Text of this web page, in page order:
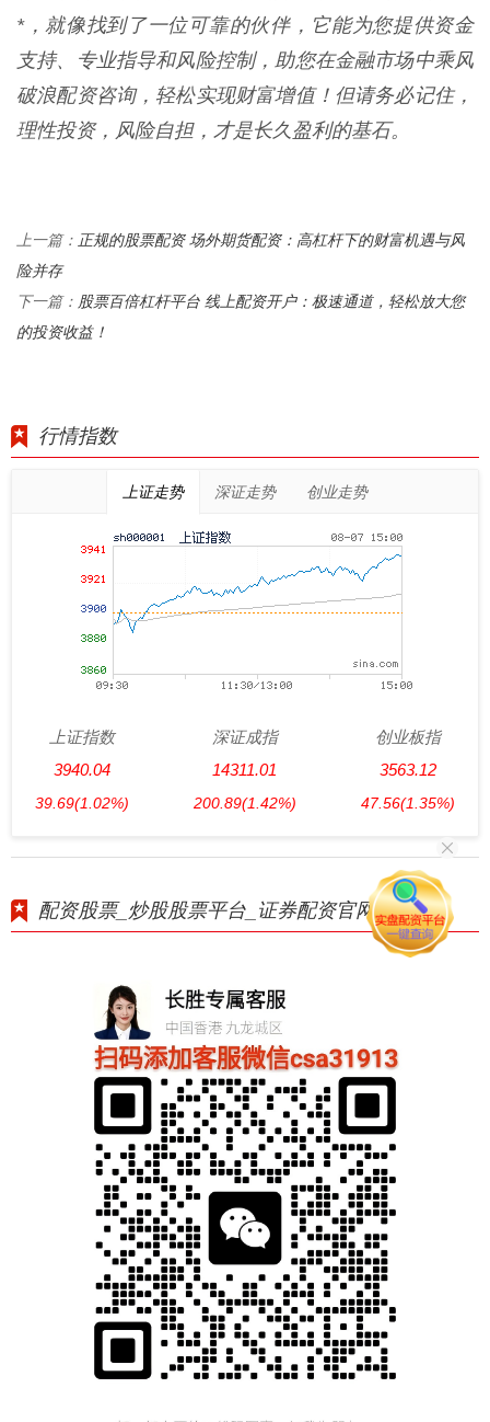
*，就像找到了一位可靠的伙伴，它能为您提供资金
支持、专业指导和风险控制，助您在金融市场中乘风
破浪配资咨询，轻松实现财富增值！但请务必记住，
理性投资，风险自担，才是长久盈利的基石。
上一篇： 正规的股票配资 场外期货配资：高杠杆下的财富机遇与风
险并存
下一篇： 股票百倍杠杆平台 线上配资开户：极速通道，轻松放大您
的投资收益！
行情指数
上证走势 深证走势 创业走势
上证指数
3940.04
39.69(1.02%)
深证成指
14311.01
200.89(1.42%)
创业板指
3563.12
47.56(1.35%)
配资股票_炒股股票平台_证券配资官网